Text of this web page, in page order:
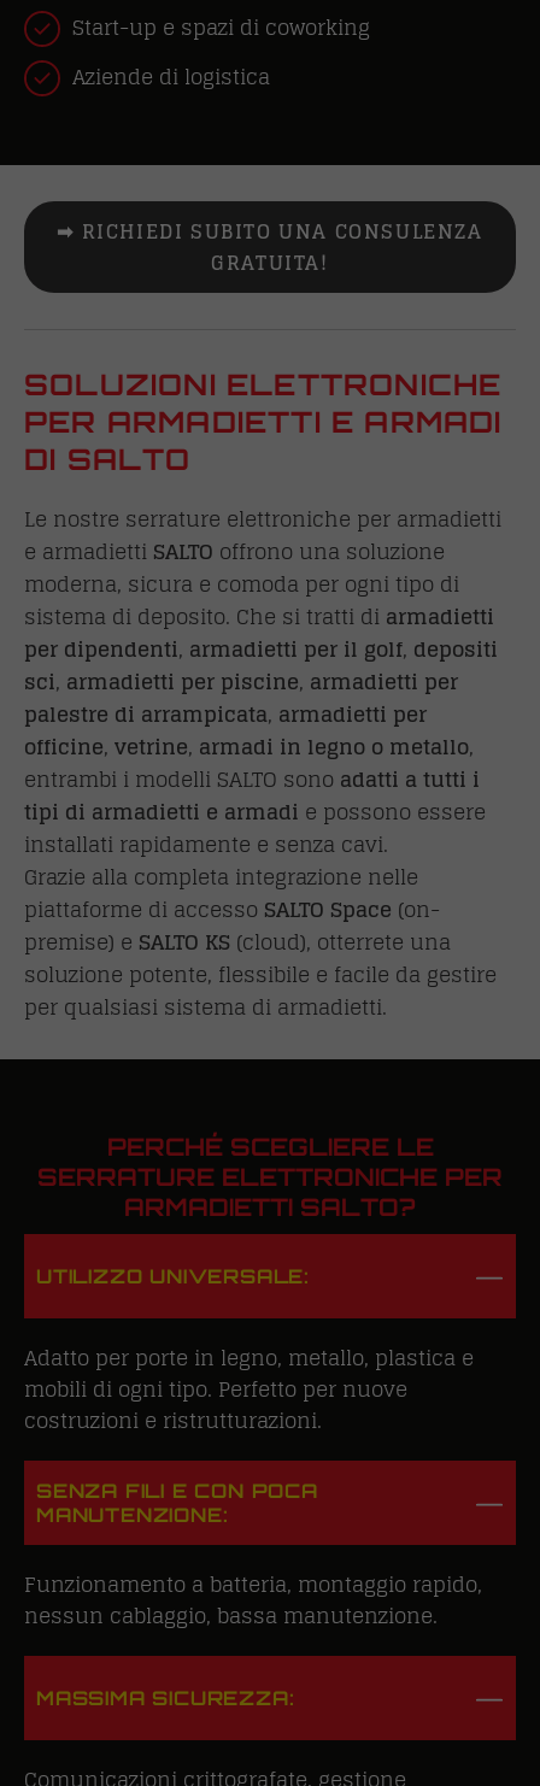
Start-up e spazi di coworking
Aziende di logistica
➡ RICHIEDI SUBITO UNA CONSULENZA
GRATUITA!
SOLUZIONI ELETTRONICHE
PER ARMADIETTI E ARMADI
DI SALTO
Le nostre serrature elettroniche per armadietti
e armadiettiSALTO offrono una soluzione
moderna, sicura e comoda per ogni tipo di
sistema di deposito. Che si tratti diarmadietti
per dipendenti, armadietti per il golf, depositi
sci, armadietti per piscine, armadietti per
palestre di arrampicata, armadietti per
officine,vetrine, armadi in legno o metallo,
entrambi i modelli SALTO sono adatti a tutti i
tipi di armadietti e armadi e possono essere
installati rapidamente e senza cavi.
Grazie alla completa integrazione nelle
piattaforme di accesso SALTO Space (on-
premise) e SALTO KS(cloud), otterrete una
soluzione potente, flessibile e facile da gestire
per qualsiasi sistema di armadietti.
PERCHÉ SCEGLIERE LE
SERRATURE ELETTRONICHE PER
ARMADIETTI SALTO?
UTILIZZO UNIVERSALE:
Adatto per porte in legno, metallo, plastica e
mobili di ogni tipo. Perfetto per nuove
costruzioni e ristrutturazioni.
SENZA FILI E CON POCA
MANUTENZIONE:
Funzionamento a batteria, montaggio rapido,
nessun cablaggio, bassa manutenzione.
MASSIMA SICUREZZA: